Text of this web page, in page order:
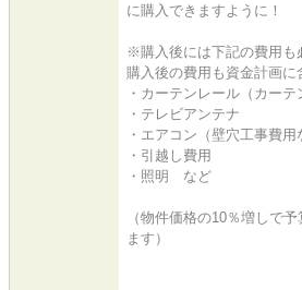
に購入できますように！
※購入後には下記の費用も
購入後の費用も資金計画に
・カーテンレール（カーテ
・テレビアンテナ
・エアコン（壁穴工事費用
・引越し費用
・照明 など
（物件価格の10％増しで
ます）